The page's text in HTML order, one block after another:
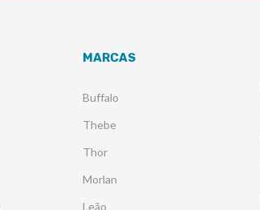
MARCAS
Buffalo
Thebe
Thor
Morlan
Leão